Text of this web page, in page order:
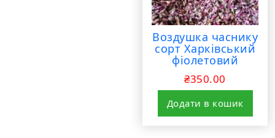
Воздушка часнику
сорт Харківський
фіолетовий
₴350.00
Додати в кошик